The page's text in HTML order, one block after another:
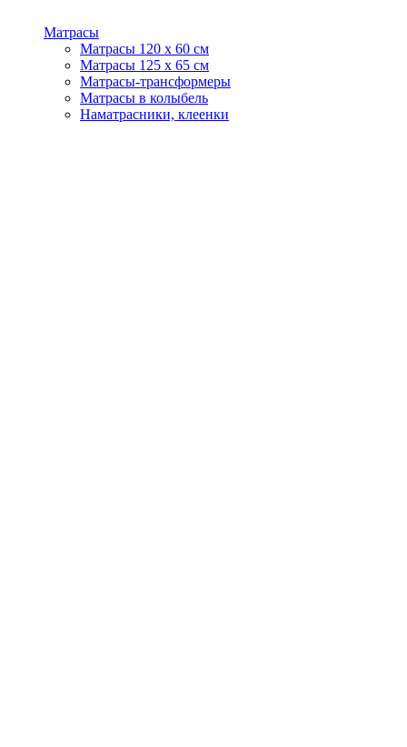
Матрасы
Матрасы 120 x 60 см
Матрасы 125 x 65 см
Матрасы-трансформеры
Матрасы в колыбель
Наматрасники, клеенки